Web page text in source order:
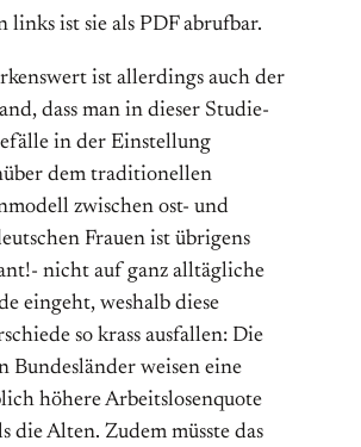
links ist sie als PDF abrufbar.
ist allerdings auch der
dass man in dieser Studie-
in der Einstellung
dem traditionellen
zwischen ost- und
Frauen ist übrigens
nicht auf ganz alltägliche
eingeht, weshalb diese
so krass ausfallen: Die
Bundesländer weisen eine
höhere Arbeitslosenquote
die Alten. Zudem müsste das